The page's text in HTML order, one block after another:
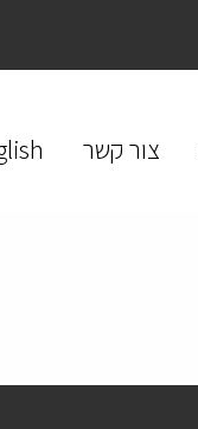
צור קשר